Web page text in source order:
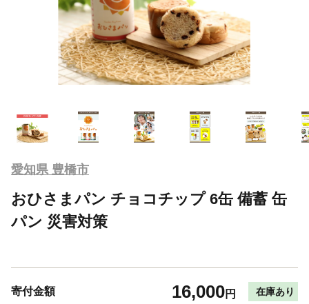
愛知県 豊橋市
おひさまパン チョコチップ 6缶 備蓄 缶
パン 災害対策
寄付金額 16,000円 在庫あり